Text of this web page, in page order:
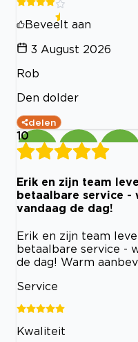
Beveelt aan
3 August 2026
Rob
Den dolder
delen
10
Erik en zijn team
betaalbare service -
vandaag de dag!
Erik en zijn team
betaalbare service -
de dag! Warm
Service
Kwaliteit